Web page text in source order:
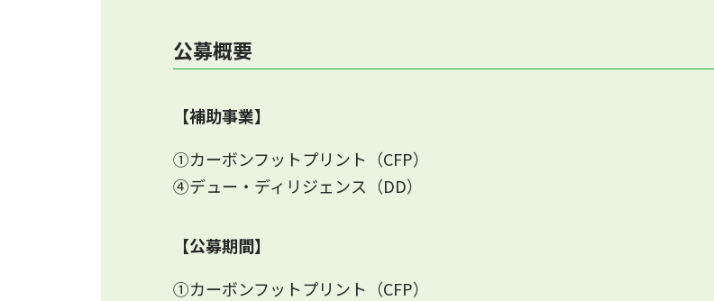
公募概要
【補助事業】
①カーボンフットプリント（CFP）
④デュー・ディリジェンス（DD）
【公募期間】
①カーボンフットプリント（CFP）